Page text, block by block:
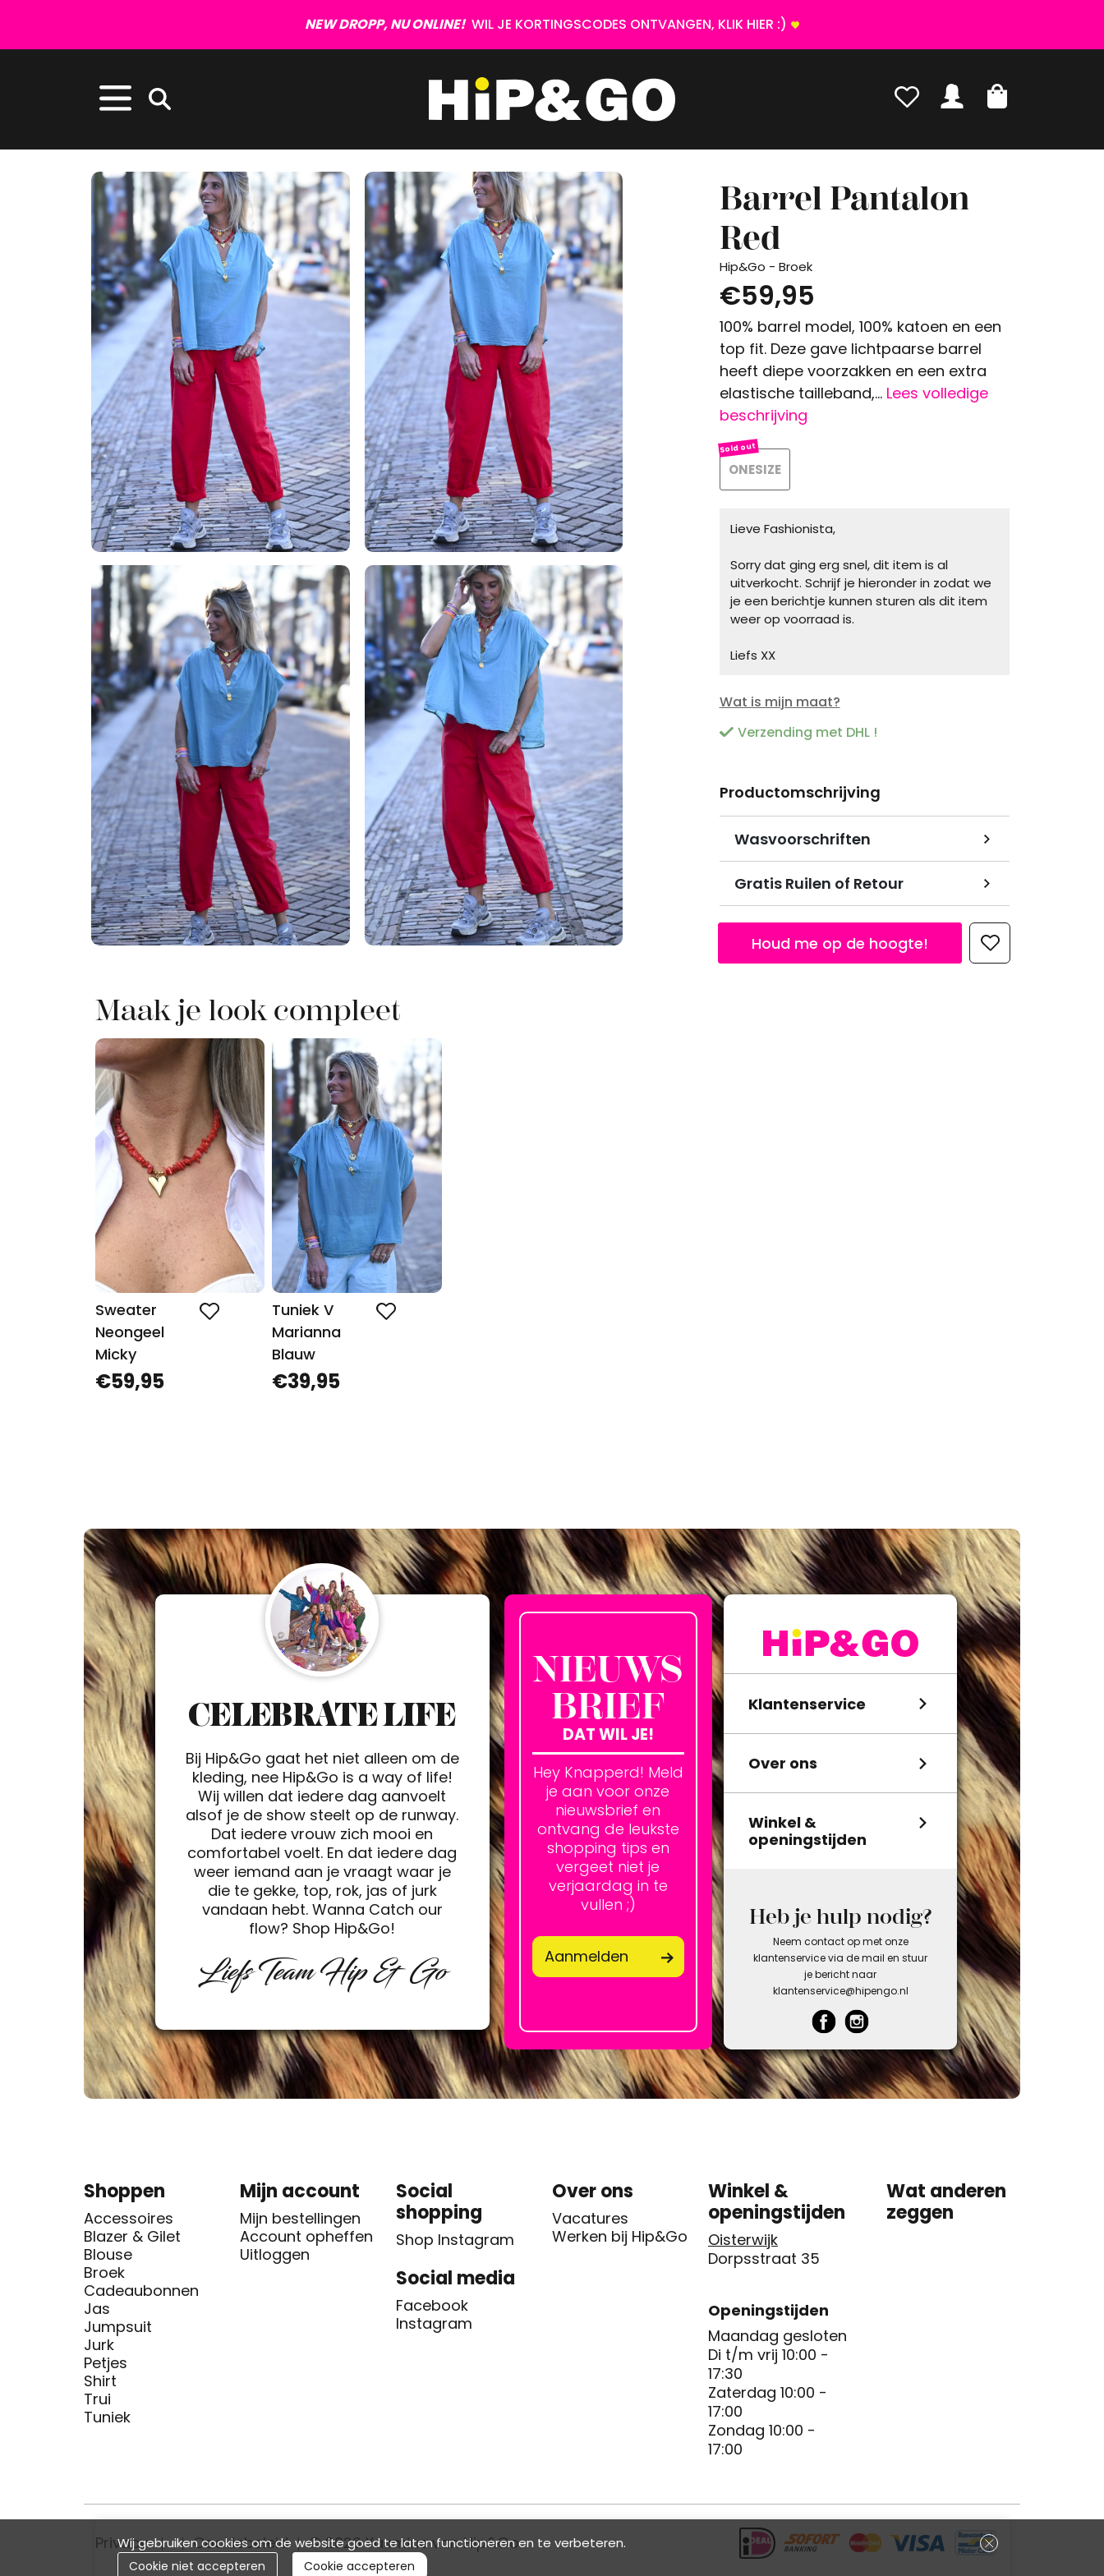
NEW DROPP, NU ONLINE! WIL JE KORTINGSCODES ONTVANGEN, KLIK HIER :)
Barrel Pantalon
Red
Hip&Go - Broek
€59,95
100% barrel model, 100% katoen en een
top fit. Deze gave lichtpaarse barrel
heeft diepe voorzakken en een extra
elastische tailleband,... Lees volledige
beschrijving
ONESIZE
Lieve Fashionista,
Sorry dat ging erg snel, dit item is al
uitverkocht. Schrijf je hieronder in zodat we
je een berichtje kunnen sturen als dit item
weer op voorraad is.
Liefs XX
Wat is mijn maat?
Verzending met DHL !
Productomschrijving
Wasvoorschriften
Gratis Ruilen of Retour
Houd me op de hoogte!
Maak je look compleet
Sweater
Neongeel
Micky
€59,95
Tuniek V
Marianna
Blauw
€39,95
CELEBRATE LIFE
Bij Hip&Go gaat het niet alleen om de
kleding, nee Hip&Go is a way of life!
Wij willen dat iedere dag aanvoelt
alsof je de show steelt op de runway.
Dat iedere vrouw zich mooi en
comfortabel voelt. En dat iedere dag
weer iemand aan je vraagt waar je
die te gekke, top, rok, jas of jurk
vandaan hebt. Wanna Catch our
flow? Shop Hip&Go!
Liefs Team Hip & Go
NIEUWS
BRIEF
DAT WIL JE!
Hey Knapperd! Meld
je aan voor onze
nieuwsbrief en
ontvang de leukste
shopping tips en
vergeet niet je
verjaardag in te
vullen ;)
Aanmelden
Klantenservice
Over ons
Winkel &
openingstijden
Heb je hulp nodig?
Neem contact op met onze
klantenservice via de mail en stuur
je bericht naar
klantenservice@hipengo.nl
Shoppen
Accessoires
Blazer & Gilet
Blouse
Broek
Cadeaubonnen
Jas
Jumpsuit
Jurk
Petjes
Shirt
Trui
Tuniek
Mijn account
Mijn bestellingen
Account opheffen
Uitloggen
Social
shopping
Shop Instagram
Social media
Facebook
Instagram
Over ons
Vacatures
Werken bij Hip&Go
Winkel &
openingstijden
Oisterwijk
Dorpsstraat 35
Openingstijden
Maandag gesloten
Di t/m vrij 10:00 -
17:30
Zaterdag 10:00 -
17:00
Zondag 10:00 -
17:00
Wat anderen
zeggen
Privacy Cookiebeleid © 2026 Yasmine van Hip&Go
Wij gebruiken cookies om de website goed te laten functioneren en te verbeteren.